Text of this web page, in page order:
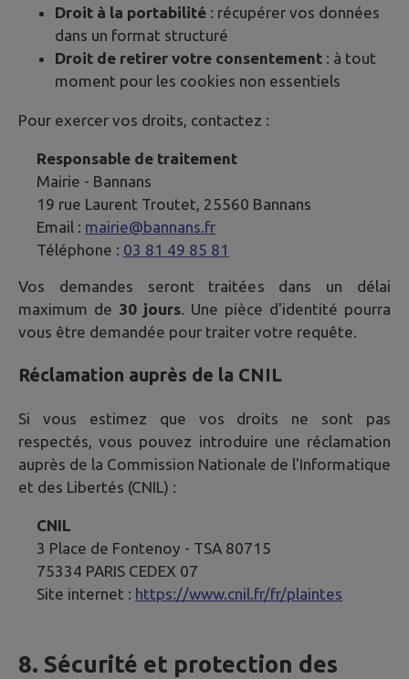
Droit à la portabilité : récupérer vos données
dans un format structuré
Droit de retirer votre consentement : à tout
moment pour les cookies non essentiels
Pour exercer vos droits, contactez :
Responsable de traitement
Mairie - Bannans
19 rue Laurent Troutet, 25560 Bannans
Email : mairie@bannans.fr
Téléphone : 03 81 49 85 81
Vos demandes seront traitées dans un délai
maximum de 30 jours . Une pièce d'identité pourra
vous être demandée pour traiter votre requête.
Réclamation auprès de la CNIL
Si vous estimez que vos droits ne sont pas
respectés, vous pouvez introduire une réclamation
auprès de la Commission Nationale de l'Informatique
et des Libertés (CNIL) :
CNIL
3 Place de Fontenoy - TSA 80715
75334 PARIS CEDEX 07
Site internet : https://www.cnil.fr/fr/plaintes
8. Sécurité et protection des